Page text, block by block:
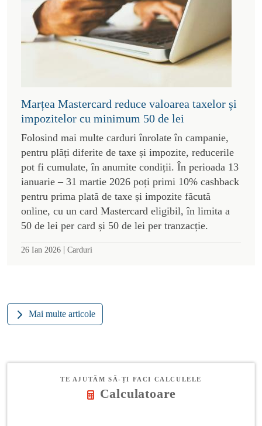
Marțea Mastercard reduce valoarea taxelor și
impozitelor cu minimum 50 de lei
Folosind mai multe carduri înrolate în campanie,
pentru plăți diferite de taxe și impozite, reducerile
pot fi cumulate, în anumite condiții. În perioada 13
ianuarie – 31 martie 2026 poți primi 10% cashback
pentru prima plată de taxe și impozite făcută
online, cu un card Mastercard eligibil, în limita a
50 de lei per card și 50 de lei per tranzacție.
26 Ian 2026 | Carduri
Mai multe articole
TE AJUTĂM SĂ-ȚI FACI CALCULELE
Calculatoare